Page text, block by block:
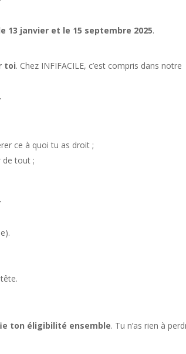
13 janvier et le 15 septembre 2025.
toi. Chez INFIFACILE, c’est compris dans notre
ce à quoi tu as droit ;
de tout ;
ton éligibilité ensemble. Tu n’as rien à